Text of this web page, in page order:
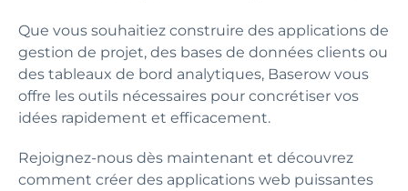
Que vous souhaitiez construire des applications de
gestion de projet, des bases de données clients ou
des tableaux de bord analytiques, Baserow vous
offre les outils nécessaires pour concrétiser vos
idées rapidement et efficacement.
Rejoignez-nous dès maintenant et découvrez
comment créer des applications web puissantes